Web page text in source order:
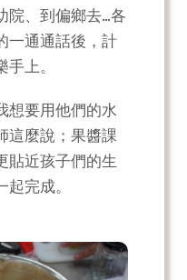
院、到偏鄉去…各
一通通話後，計
手上。
想要用他們的水
這麼說；果醬課
貼近孩子們的生
起完成。